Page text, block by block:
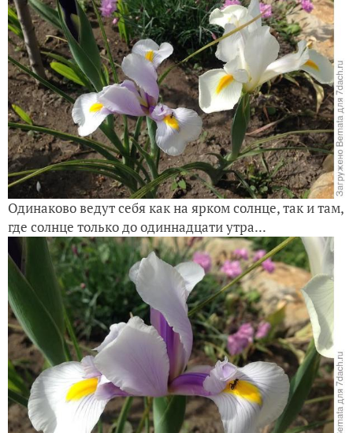
Одинаково ведут себя как на ярком солнце, так и там,
где солнце только до одиннадцати утра...